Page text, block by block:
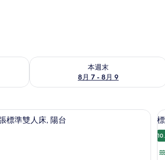
況
本週末
8月 7 - 8月 9
查看本週末 (8月 7 - 8月 9) 的供應情況
迷你吧、書桌、筆電工作空間、遮光布/
標準雙人床, 陽台
分